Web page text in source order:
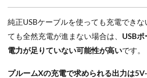
純正USBケーブルを使っても充電でき
ても全然充電が進まない場合は、 USBポ
電力が足りていない可能性が高いです。
プルームXの充電で求められる出力は